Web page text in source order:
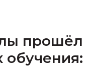
прошёл
обучения: